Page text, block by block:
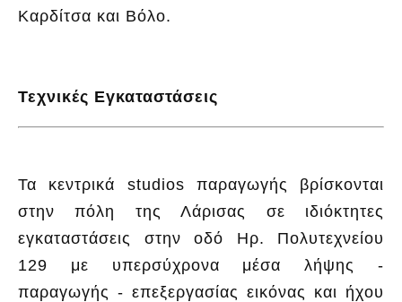
Καρδίτσα και Βόλο.
Τεχνικές Εγκαταστάσεις
Τα κεντρικά studios παραγωγής βρίσκονται
στην πόλη της Λάρισας σε ιδιόκτητες
εγκαταστάσεις στην οδό Ηρ. Πολυτεχνείου
129 με υπερσύχρονα μέσα λήψης -
παραγωγής - επεξεργασίας εικόνας και ήχου